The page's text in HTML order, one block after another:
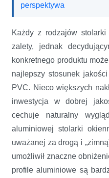
perspektywa
Każdy z rodzajów
zalety, jednak
konkretnego produktu
najlepszy stosunek
PVC. Nieco większych
inwestycja w dobrej
cechuje naturalny
aluminiowej stolarki
uważanej za drogą i
umożliwił znaczne
profile aluminiowe są